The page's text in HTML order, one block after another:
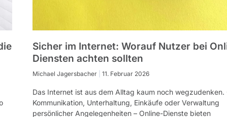
Sicher im Internet: Worauf Nutzer bei
Diensten achten sollten
Michael Jagersbacher 11. Februar 2026
Das Internet ist aus dem Alltag kaum noch wegzudenken.
Kommunikation, Unterhaltung, Einkäufe oder Verwaltung
persönlicher Angelegenheiten – Online-Dienste bieten